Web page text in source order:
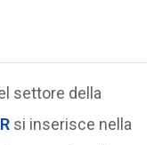
settore della
si inserisce nella